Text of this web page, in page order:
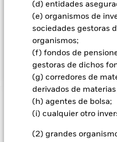
(d) entidades
(e) organismos de
sociedades gestoras
organismos;
(f) fondos de
gestoras de dichos
(g) corredores de
derivados de
(h) agentes de bolsa;
(i) cualquier otro
(2) grandes
Mundial de las Naciones
humanos, las normas
contra la corrupción). El Fondo
exposición indirecta (a través,
fondos) a emisores con unas
el análisis ESG de la GI.
INFORMACIÓN
de las inversiones y los
inversores no recuperen la